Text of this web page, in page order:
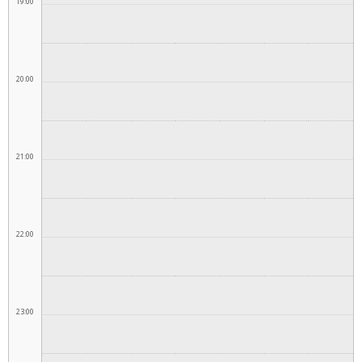
20:00
21:00
22:00
23:00